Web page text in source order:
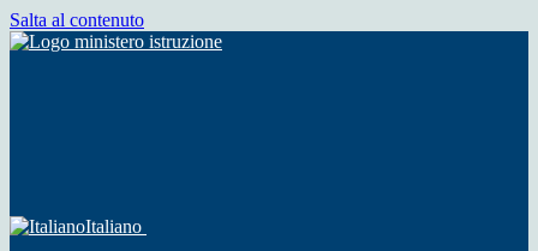
Salta al contenuto
Italiano